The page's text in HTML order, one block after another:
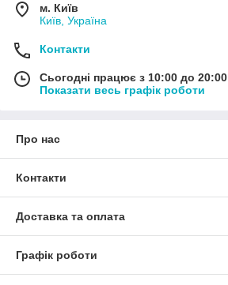
м. Київ
Київ, Україна
Контакти
Сьогодні працює з 10:00 до 20:00
Показати весь графік роботи
Про нас
Контакти
Доставка та оплата
Графік роботи